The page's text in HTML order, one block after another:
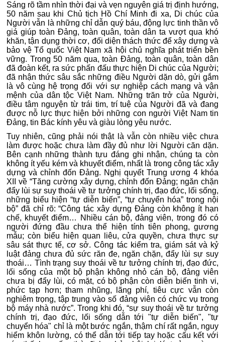
Sáng rõ tầm nhìn thời đại và vẹn nguyên giá trị định hướng,
50 năm sau khi Chủ tịch Hồ Chí Minh đi xa, Di chúc của
Người vẫn là những chỉ dẫn quý báu, động lực tinh thần vô
giá giúp toàn Đảng, toàn quân, toàn dân ta vượt qua khó
khăn, tận dụng thời cơ, đối diện thách thức để xây dựng và
bảo vệ Tổ quốc Việt Nam xã hội chủ nghĩa phát triển bền
vững. Trong 50 năm qua, toàn Đảng, toàn quân, toàn dân
đã đoàn kết, ra sức phấn đấu thực hiện Di chúc của Người;
đã nhận thức sâu sắc những điều Người dặn dò, gửi gắm
là vô cùng hệ trọng đối với sự nghiệp cách mạng và vận
mệnh của dân tộc Việt Nam. Những trăn trở của Người,
điều tâm nguyện từ trái tim, trí tuệ của Người đã và đang
được nỗ lực thực hiện bởi những con người Việt Nam tin
Đảng, tin Bác kính yêu và giàu lòng yêu nước.
Tuy nhiên, cũng phải nói thật là vẫn còn nhiều việc chưa
làm được hoặc chưa làm đầy đủ như lời Người căn dặn.
Bên cạnh những thành tựu đáng ghi nhận, chúng ta còn
không ít yếu kém và khuyết điểm, nhất là trong công tác xây
dựng và chỉnh đốn Đảng. Nghị quyết Trung ương 4 khóa
XII về “Tăng cường xây dựng, chỉnh đốn Đảng; ngăn chặn
đẩy lùi sự suy thoái về tư tưởng chính trị, đạo đức, lối sống,
những biểu hiện “tự diễn biến”, “tự chuyển hóa” trong nội
bộ” đã chỉ rõ: “Công tác xây dựng Đảng còn không ít hạn
chế, khuyết điểm… Nhiều cán bộ, đảng viên, trong đó có
người đứng đầu chưa thể hiện tính tiên phong, gương
mẫu; còn biểu hiện quan liêu, cửa quyền, chưa thực sự
sâu sát thực tế, cơ sở. Công tác kiểm tra, giám sát và kỷ
luật đảng chưa đủ sức răn đe, ngăn chặn, đẩy lùi sự suy
thoái… Tình trạng suy thoái về tư tưởng chính trị, đạo đức,
lối sống của một bộ phận không nhỏ cán bộ, đảng viên
chưa bị đẩy lùi, có mặt, có bộ phận còn diễn biến tinh vi,
phức tạp hơn; tham nhũng, lãng phí, tiêu cực vẫn còn
nghiêm trọng, tập trung vào số đảng viên có chức vụ trong
bộ máy nhà nước”. Trong khi đó, “sự suy thoái về tư tưởng
chính trị, đạo đức, lối sống dẫn tới "tự diễn biến", "tự
chuyển hóa" chỉ là một bước ngắn, thậm chí rất ngắn, nguy
hiểm khôn lường, có thể dẫn tới tiếp tay hoặc cấu kết với